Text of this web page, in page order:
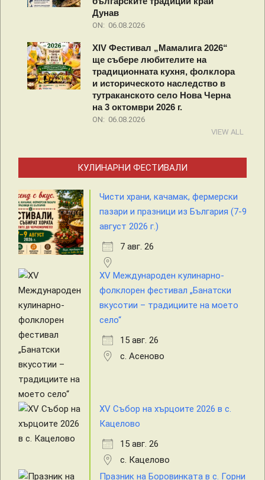
Дунав
ON: 06.08.2026
XIV Фестивал „Мамалига 2026“
ще събере любителите на
традиционната кухня, фолклора
и историческото наследство в
тутраканското село Нова Черна
на 3 октомври 2026 г.
ON: 06.08.2026
VIEW ALL
КУЛИНАРНИ ФЕСТИВАЛИ
Чисти храни, качамак, фермерски
пазари и празници из България (7-9
август 2026 г.)
7 авг. 26
XV Международен кулинарно-
фолклорен фестивал „Банатски
вкусотии – традициите на моето
село“
15 авг. 26
с. Асеново
XV Събор на хърцоите 2026 в с.
Кацелово
15 авг. 26
с. Кацелово
Празник на Боровинката в с. Горни